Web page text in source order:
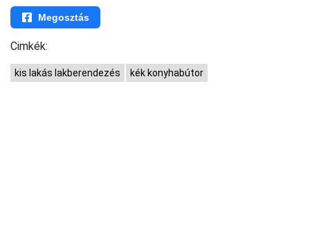
Megosztás
Cimkék:
kis lakás lakberendezés kék konyhabútor